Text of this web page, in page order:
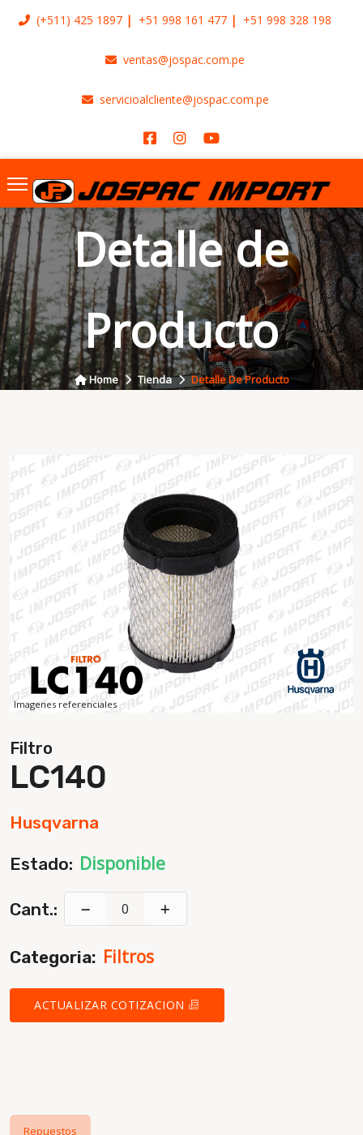
(+511) 425 1897 +51 998 161 477 +51 998 328 198
ventas@jospac.com.pe
servicioalcliente@jospac.com.pe
Detalle de
Producto
Home Tienda Detalle De Producto
Imagenes referenciales
Filtro
LC140
Husqvarna
Estado: Disponible
Cant.:
Categoria: Filtros
ACTUALIZAR COTIZACION
Repuestos